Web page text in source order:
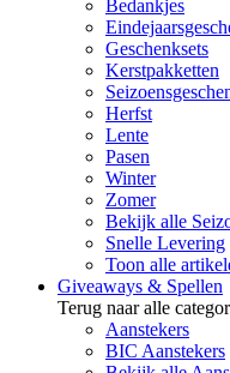
Bedankjes
Geschenksets
Kerstpakketten
Herfst
Lente
Pasen
Winter
Zomer
Bekijk alle
Snelle Levering
Toon alle
Giveaways & Spellen
Terug naar alle
Aanstekers
BIC Aanstekers